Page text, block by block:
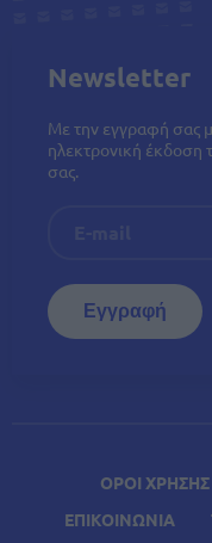
ΟΡΟΙ ΧΡΗΣΗΣ
ΕΠΙΚΟΙΝΩΝΙΑ
Newsletter
Με την εγγραφή σας
ηλεκτρονική έκδοση
σας.